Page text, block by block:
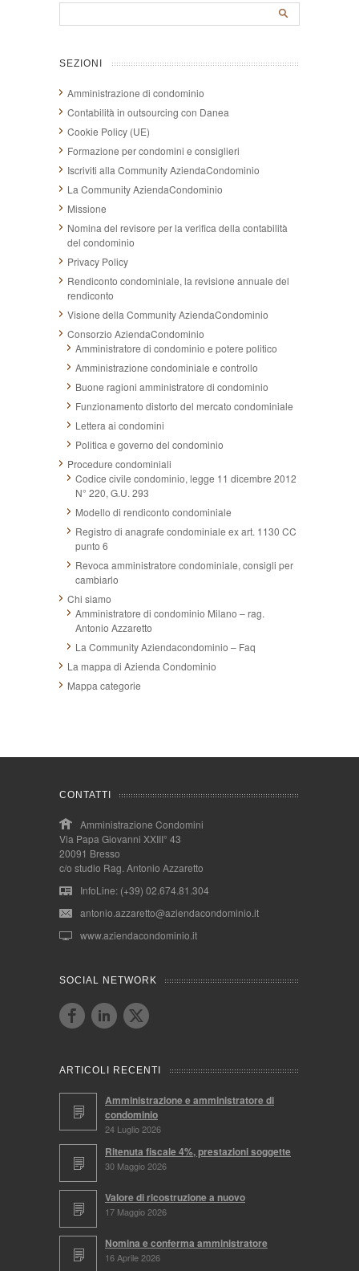
SEZIONI
Amministrazione di condominio
Contabilità in outsourcing con Danea
Cookie Policy (UE)
Formazione per condomini e consiglieri
Iscriviti alla Community AziendaCondominio
La Community AziendaCondominio
Missione
Nomina del revisore per la verifica della contabilità
del condominio
Privacy Policy
Rendiconto condominiale, la revisione annuale del
rendiconto
Visione della Community AziendaCondominio
Consorzio AziendaCondominio
Amministratore di condominio e potere politico
Amministrazione condominiale e controllo
Buone ragioni amministratore di condominio
Funzionamento distorto del mercato condominiale
Lettera ai condomini
Politica e governo del condominio
Procedure condominiali
Codice civile condominio, legge 11 dicembre 2012
N° 220, G.U. 293
Modello di rendiconto condominiale
Registro di anagrafe condominiale ex art. 1130 CC
punto 6
Revoca amministratore condominiale, consigli per
cambiarlo
Chi siamo
Amministratore di condominio Milano – rag.
Antonio Azzaretto
La Community Aziendacondominio – Faq
La mappa di Azienda Condominio
Mappa categorie
CONTATTI
Amministrazione Condomini
Via Papa Giovanni XXIII° 43
20091 Bresso
c/o studio Rag. Antonio Azzaretto
InfoLine: (+39) 02.674.81.304
antonio.azzaretto@aziendacondominio.it
www.aziendacondominio.it
SOCIAL NETWORK
ARTICOLI RECENTI
Amministrazione e amministratore di
condominio
24 Luglio 2026
Ritenuta fiscale 4%, prestazioni soggette
30 Maggio 2026
Valore di ricostruzione a nuovo
17 Maggio 2026
Nomina e conferma amministratore
16 Aprile 2026